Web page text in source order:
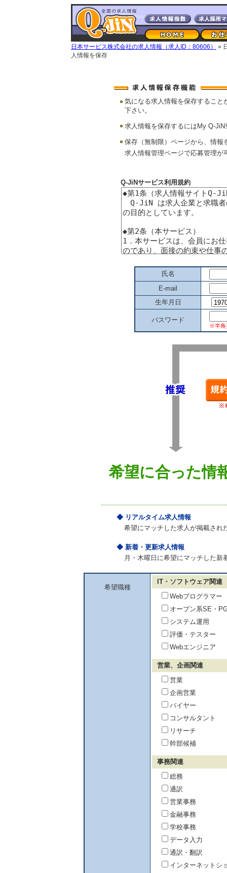
日本サービス株式会社の求人情報（求人ID：80606）
»
人情報を保存
気になる求人情報を保存すること
下さい。
求人情報を保存するにはMy Q-
保存（無制限）ページから、情報
求人情報管理ページで応募管理が
Q-JiNサービス利用規約
氏名
E-mail
生年月日
パスワード
※半角
希望に合った情
◆ リアルタイム求人情報
希望にマッチした求人が掲載され
◆ 新着・更新求人情報
月・木曜日に希望にマッチした
希望職種
IT・ソフトウェア関連
Webプログラマー
オープン系SE・
システム運用
評価・テスター
Webエンジニア
営業、企画関連
営業
企画営業
バイヤー
コンサルタント
リサーチ
幹部候補
事務関連
総務
通訳
営業事務
金融事務
学校事務
データ入力
通訳・翻訳
インターネットシ